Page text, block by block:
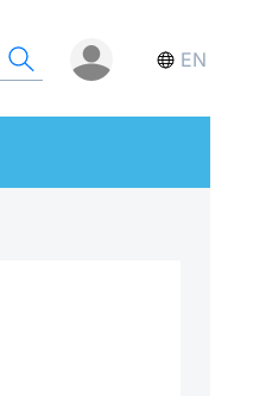
EN